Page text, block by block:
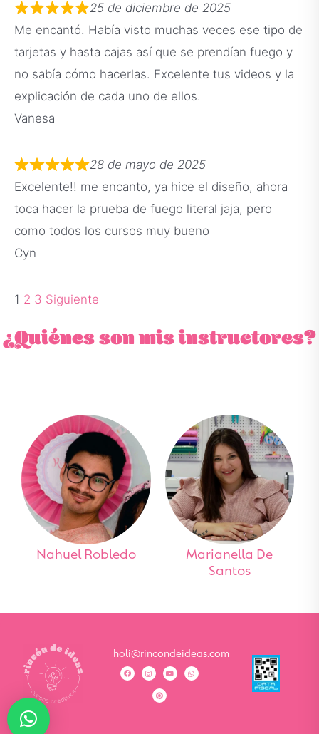
25 de diciembre de 2025
Me encantó. Había visto muchas veces ese tipo de
tarjetas y hasta cajas así que se prendían fuego y
no sabía cómo hacerlas. Excelente tus videos y la
explicación de cada uno de ellos.
Vanesa
28 de mayo de 2025
Excelente!! me encanto, ya hice el diseño, ahora
toca hacer la prueba de fuego literal jaja, pero
como todos los cursos muy bueno
Cyn
1 2 3 Siguiente
¿Quiénes son mis instructores?
Nahuel Robledo
Marianella De
Santos
holi@rincondeideas.com